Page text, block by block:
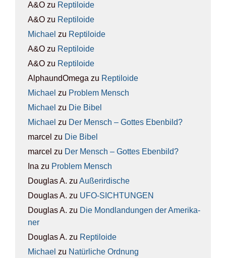
A&O zu Rep­ti­lo­ide
A&O zu Rep­ti­lo­ide
Michael zu Rep­ti­lo­ide
A&O zu Rep­ti­lo­ide
A&O zu Rep­ti­lo­ide
AlphaundOmega zu Rep­ti­lo­ide
Michael zu Pro­blem Mensch
Michael zu Die Bibel
Michael zu Der Mensch – Got­tes Eben­bild?
marcel zu Die Bibel
marcel zu Der Mensch – Got­tes Eben­bild?
Ina zu Pro­blem Mensch
Douglas A. zu Außer­ir­di­sche
Douglas A. zu UFO-SICH­TUN­GEN
Douglas A. zu Die Mond­lan­dun­gen der Ame­ri­ka­
ner
Douglas A. zu Rep­ti­lo­ide
Michael zu Natür­li­che Ord­nung